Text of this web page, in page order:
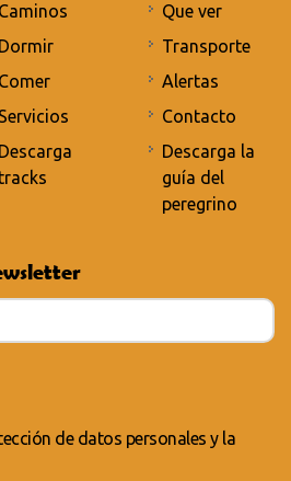
Caminos
Dormir
Comer
Servicios
Descarga
tracks
Que ver
Transporte
Alertas
Contacto
Descarga la
guía del
peregrino
de datos personales y la